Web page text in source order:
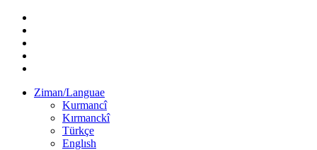
Ziman/Languae
Kurmancî
Kırmanckî
Türkçe
Englısh